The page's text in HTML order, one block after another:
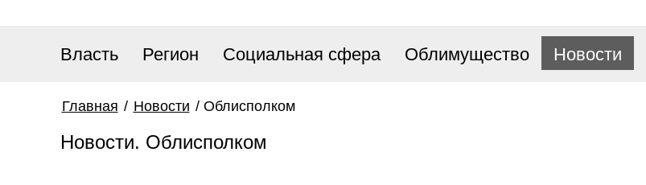
Власть Регион Социальная сфера Облимущество Новости
Главная / Новости / Облисполком
Новости. Облисполком